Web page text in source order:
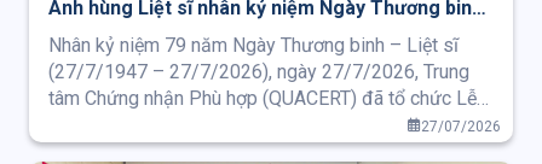
Anh hùng Liệt sĩ nhân kỷ niệm Ngày Thương binh
– Liệt sĩ 27/7
Nhân kỷ niệm 79 năm Ngày Thương binh – Liệt sĩ
(27/7/1947 – 27/7/2026), ngày 27/7/2026, Trung
tâm Chứng nhận Phù hợp (QUACERT) đã tổ chức Lễ
dâng hương, dâng hoa tưởng niệm các Anh hùng Liệt
sĩ tại Nghĩa trang Liệt sĩ thành phố Hà Nội (phường
27/07/2026